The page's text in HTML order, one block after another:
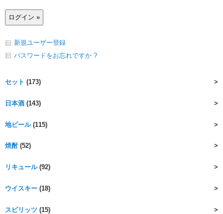
新規ユーザー登録
パスワードをお忘れですか ?
セット (173)
日本酒 (143)
地ビール(115)
焼酎(52)
リキュール(92)
ウイスキー (18)
スピリッツ (15)